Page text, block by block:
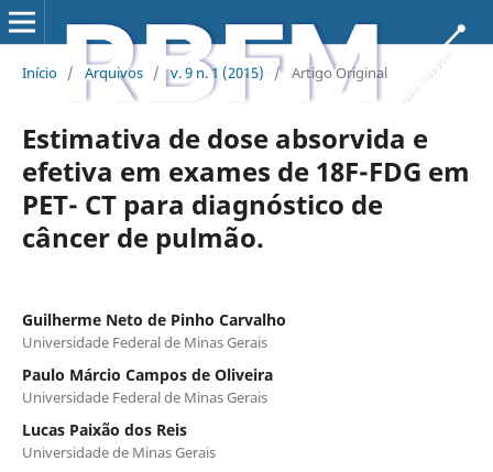
Início / Arquivos / v. 9 n. 1 (2015) / Artigo Original
Estimativa de dose absorvida e
efetiva em exames de 18F-FDG em
PET- CT para diagnóstico de
câncer de pulmão.
Guilherme Neto de Pinho Carvalho
Universidade Federal de Minas Gerais
Paulo Márcio Campos de Oliveira
Universidade Federal de Minas Gerais
Lucas Paixão dos Reis
Universidade de Minas Gerais